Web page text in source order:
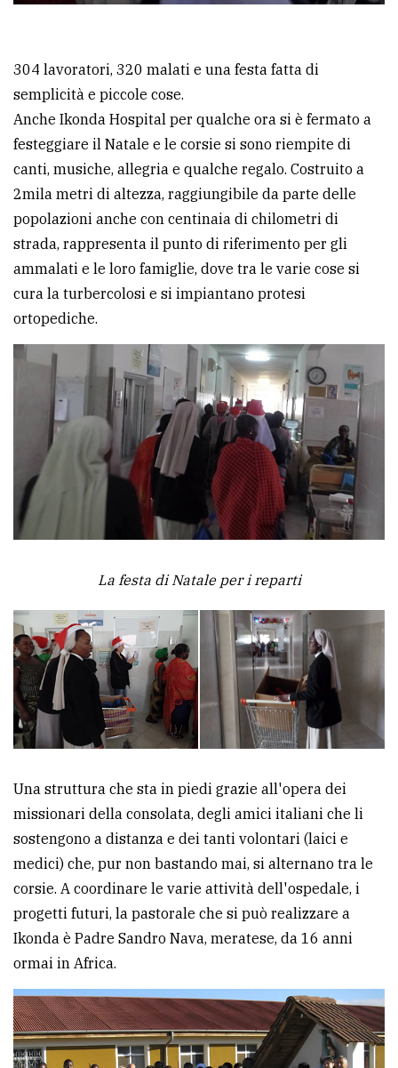
PRIVACY
Privacy
policy
Cookie
policy
304 lavoratori, 320 malati e una festa fatta di
semplicità e piccole cose.
Anche Ikonda Hospital per qualche ora si è fermato a
festeggiare il Natale e le corsie si sono riempite di
canti, musiche, allegria e qualche regalo. Costruito a
2mila metri di altezza, raggiungibile da parte delle
popolazioni anche con centinaia di chilometri di
strada, rappresenta il punto di riferimento per gli
ammalati e le loro famiglie, dove tra le varie cose si
cura la turbercolosi e si impiantano protesi
ortopediche.
La festa di Natale per i reparti
Una struttura che sta in piedi grazie all'opera dei
missionari della consolata, degli amici italiani che li
sostengono a distanza e dei tanti volontari (laici e
medici) che, pur non bastando mai, si alternano tra le
corsie. A coordinare le varie attività dell'ospedale, i
progetti futuri, la pastorale che si può realizzare a
Ikonda è Padre Sandro Nava, meratese, da 16 anni
ormai in Africa.